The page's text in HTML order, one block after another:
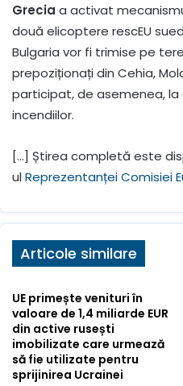
Grecia a activat
două elicoptere rescEU
Bulgaria vor fi trimise pe
prepoziționați din Cehia,
participat, de asemenea,
incendiilor.
[…] Știrea completă este
ulReprezentanței Comisiei
Articole similare
UE primește venituri în
valoare de 1,4 miliarde EUR
din active rusești
imobilizate care urmează
să fie utilizate pentru
sprijinirea Ucrainei